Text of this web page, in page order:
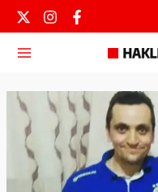
İçeriğe
atla